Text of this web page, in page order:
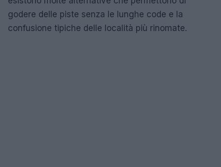
godere delle piste senza le lunghe code e la
confusione tipiche delle località più rinomate.